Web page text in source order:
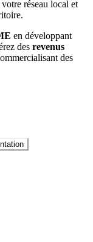
réseau local et
en développant
des revenus
des